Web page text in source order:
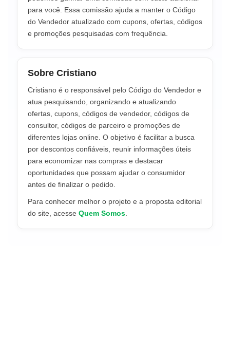
para você. Essa comissão ajuda a manter o Código
do Vendedor atualizado com cupons, ofertas, códigos
e promoções pesquisadas com frequência.
Sobre Cristiano
Cristiano é o responsável pelo Código do Vendedor e
atua pesquisando, organizando e atualizando
ofertas, cupons, códigos de vendedor, códigos de
consultor, códigos de parceiro e promoções de
diferentes lojas online. O objetivo é facilitar a busca
por descontos confiáveis, reunir informações úteis
para economizar nas compras e destacar
oportunidades que possam ajudar o consumidor
antes de finalizar o pedido.
Para conhecer melhor o projeto e a proposta editorial
do site, acesse Quem Somos